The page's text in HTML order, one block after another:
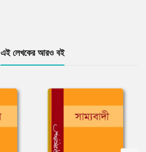
এই লেখকের আরও বই